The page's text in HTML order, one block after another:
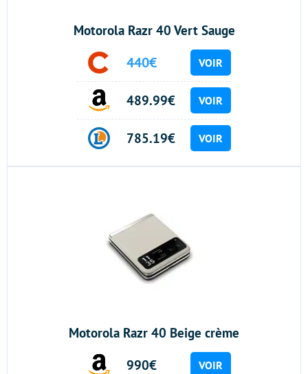
Motorola Razr 40 Vert Sauge
440€ VOIR
489.99€ VOIR
785.19€ VOIR
Motorola Razr 40 Beige crème
990€
VOIR